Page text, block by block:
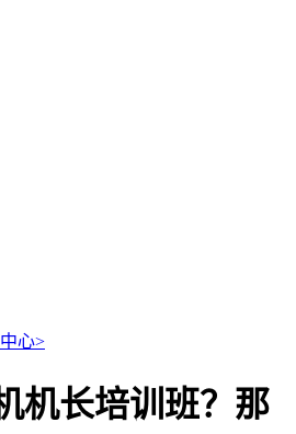
心>
机长培训班？那